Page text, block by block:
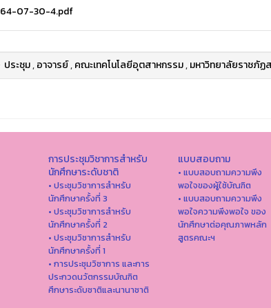
64-07-30-4.pdf
ประชุม,อาจารย์,คณะเทคโนโลยีอุตสาหกรรม,มหาวิทยาลัยราชภัฏ
การประชุมวิชาการสำหรับ
นักศึกษาระดับชาติ
• ประชุมวิชาการสำหรับ
นักศึกษาครั้งที่ 3
• ประชุมวิชาการสำหรับ
นักศึกษาครั้งที่ 2
• ประชุมวิชาการสำหรับ
นักศึกษาครั้งที่ 1
• การประชุมวิชาการ และการ
ประกวดนวัตกรรมบัณฑิต
ศึกษาระดับชาติและนานาชาติ
แบบสอบถาม
• แบบสอบถามความพึง
พอใจของผู้ใช้บัณฑิต
• แบบสอบถามความพึง
พอใจความพึงพอใจ ของ
นักศึกษาต่อคุณภาพหลัก
สูตรคณะฯ